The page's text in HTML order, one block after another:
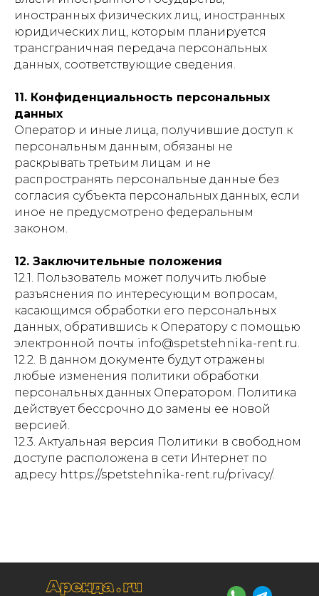
иностранных физических лиц, иностранных
юридических лиц, которым планируется
трансграничная передача персональных
данных, соответствующие сведения.
11. Конфиденциальность персональных
данных
Оператор и иные лица, получившие доступ к
персональным данным, обязаны не
раскрывать третьим лицам и не
распространять персональные данные без
согласия субъекта персональных данных, если
иное не предусмотрено федеральным
законом.
12. Заключительные положения
12.1. Пользователь может получить любые
разъяснения по интересующим вопросам,
касающимся обработки его персональных
данных, обратившись к Оператору с помощью
электронной почты info@spetstehnika-rent.ru.
12.2. В данном документе будут отражены
любые изменения политики обработки
персональных данных Оператором. Политика
действует бессрочно до замены ее новой
версией.
12.3. Актуальная версия Политики в свободном
доступе расположена в сети Интернет по
адресу https://spetstehnika-rent.ru/privacy/.